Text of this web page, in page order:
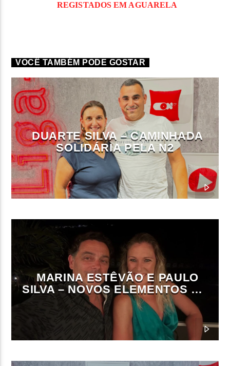
REGISTADOS EM AGUARELA
VOCÊ TAMBÉM PODE GOSTAR
DUARTE SILVA – CAMINHADA
SOLIDÁRIA PELA N2
MARINA ESTÊVÃO E PAULO
SILVA – NOVOS ELEMENTOS DA
DIREÇÃO DA ON FM